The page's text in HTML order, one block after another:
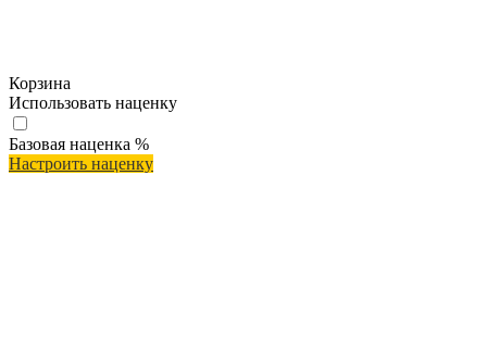
Корзина
Использовать наценку
Базовая наценка %
Настроить наценку